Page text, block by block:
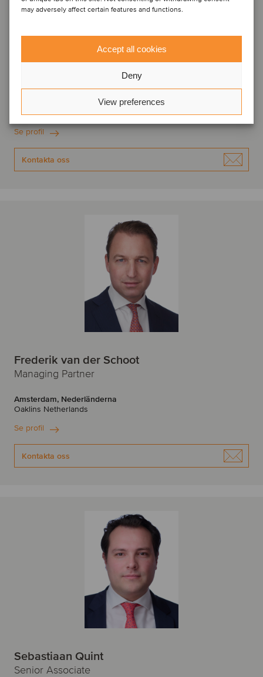
may adversely affect certain features and functions.
Accept all cookies
Deny
View preferences
Jan-Pieter van Doorn
Amsterdam, Nederländerna
Oaklins Netherlands
Se profil
Kontakta oss
Frederik van der Schoot
Managing Partner
Amsterdam, Nederländerna
Oaklins Netherlands
Se profil
Kontakta oss
Sebastiaan Quint
Senior Associate